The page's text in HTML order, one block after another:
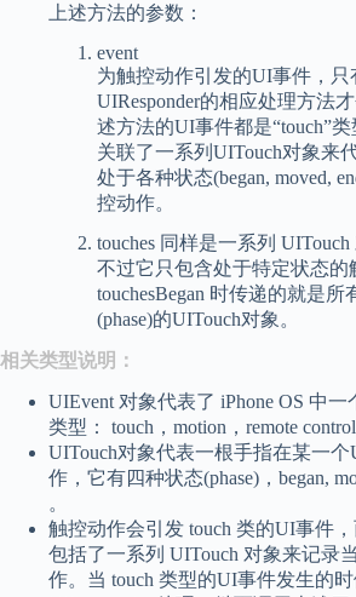
上述方法的参数：
event
为触控动作引发的UI事件，
UIResponder的相应处理方法
述方法的UI事件都是“touch”类
关联了一系列UITouch对象来
处于各种状态(began, moved,
控动作。
touches 同样是一系列 UITouch
不过它只包含处于特定状态的
touchesBegan 时传递的就是所
(phase)的UITouch对象。
相关类型说明：
UIEvent 对象代表了 iPhone OS 中
类型： touch，motion，remote control
UITouch对象代表一根手指在某一
作，它有四种状态(phase)，began,
。
触控动作会引发 touch 类的UI事件
包括了一系列 UITouch 对象来记录
作。当 touch 类型的UI事件发生的